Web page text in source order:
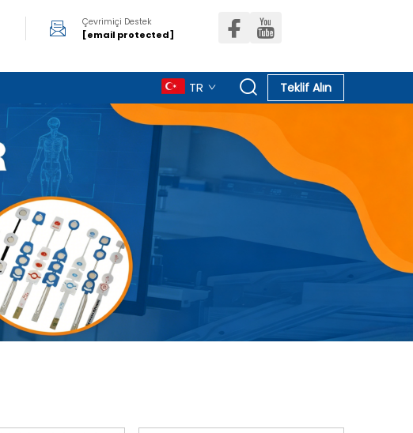
Çevrimiçi Destek
[email protected]
TR Teklif Alın